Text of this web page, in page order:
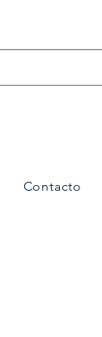
Contacto